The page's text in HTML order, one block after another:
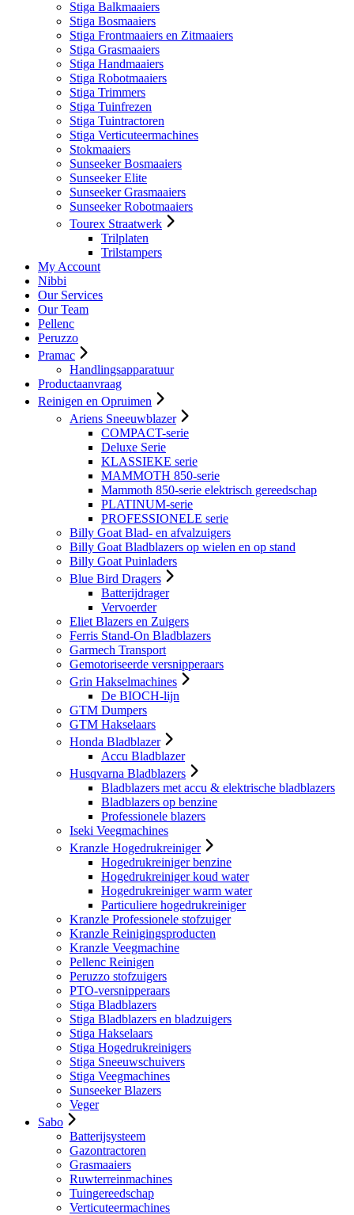
Stiga Balkmaaiers
Stiga Bosmaaiers
Stiga Frontmaaiers en Zitmaaiers
Stiga Grasmaaiers
Stiga Handmaaiers
Stiga Robotmaaiers
Stiga Trimmers
Stiga Tuinfrezen
Stiga Tuintractoren
Stiga Verticuteermachines
Stokmaaiers
Sunseeker Bosmaaiers
Sunseeker Elite
Sunseeker Grasmaaiers
Sunseeker Robotmaaiers
Tourex Straatwerk
Trilplaten
Trilstampers
My Account
Nibbi
Our Services
Our Team
Pellenc
Peruzzo
Pramac
Handlingsapparatuur
Productaanvraag
Reinigen en Opruimen
Ariens Sneeuwblazer
COMPACT-serie
Deluxe Serie
KLASSIEKE serie
MAMMOTH 850-serie
Mammoth 850-serie elektrisch gereedschap
PLATINUM-serie
PROFESSIONELE serie
Billy Goat Blad- en afvalzuigers
Billy Goat Bladblazers op wielen en op stand
Billy Goat Puinladers
Blue Bird Dragers
Batterijdrager
Vervoerder
Eliet Blazers en Zuigers
Ferris Stand-On Bladblazers
Garmech Transport
Gemotoriseerde versnipperaars
Grin Hakselmachines
De BIOCH-lijn
GTM Dumpers
GTM Hakselaars
Honda Bladblazer
Accu Bladblazer
Husqvarna Bladblazers
Bladblazers met accu & elektrische bladblazers
Bladblazers op benzine
Professionele blazers
Iseki Veegmachines
Kranzle Hogedrukreiniger
Hogedrukreiniger benzine
Hogedrukreiniger koud water
Hogedrukreiniger warm water
Particuliere hogedrukreiniger
Kranzle Professionele stofzuiger
Kranzle Reinigingsproducten
Kranzle Veegmachine
Pellenc Reinigen
Peruzzo stofzuigers
PTO-versnipperaars
Stiga Bladblazers
Stiga Bladblazers en bladzuigers
Stiga Hakselaars
Stiga Hogedrukreinigers
Stiga Sneeuwschuivers
Stiga Veegmachines
Sunseeker Blazers
Veger
Sabo
Batterijsysteem
Gazontractoren
Grasmaaiers
Ruwterreinmachines
Tuingereedschap
Verticuteermachines